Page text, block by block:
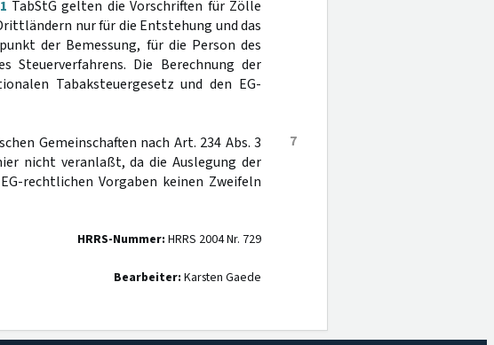
TabStG gelten die Vorschriften für Zölle
nur für die Entstehung und das
der Bemessung, für die Person des
Steuerverfahrens. Die Berechnung der
Tabaksteuergesetz und den EG-
7
Gemeinschaften nach Art. 234 Abs. 3
nicht veranlaßt, da die Auslegung der
rechtlichen Vorgaben keinen Zweifeln
HRRS-Nummer: HRRS 2004 Nr. 729
Bearbeiter: Karsten Gaede